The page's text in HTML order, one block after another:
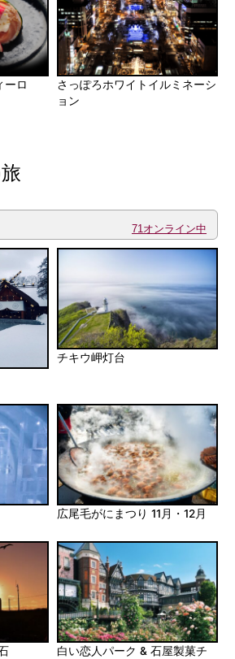
ーロ
さっぽろホワイトイルミネーシ
ョン
71オンライン中
チキウ岬灯台
広尾毛がにまつり 11月・12月
白い恋人パーク & 石屋製菓チ